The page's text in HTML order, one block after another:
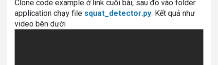
Clone code example ở link cuối bài, sau đó vào folder
application chạy file squat_detector.py. Kết quả như
video bên dưới